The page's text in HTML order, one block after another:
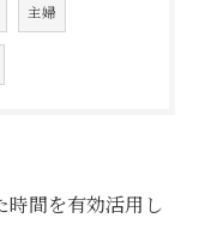
主婦
時間を有効活用し